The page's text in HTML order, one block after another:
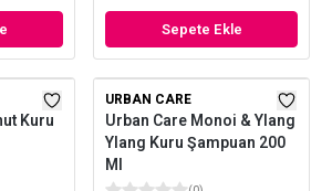
Sepete Ekle
Kuru
URBAN CARE
Urban Care Monoi & Ylang
Ylang Kuru Şampuan 200
Ml